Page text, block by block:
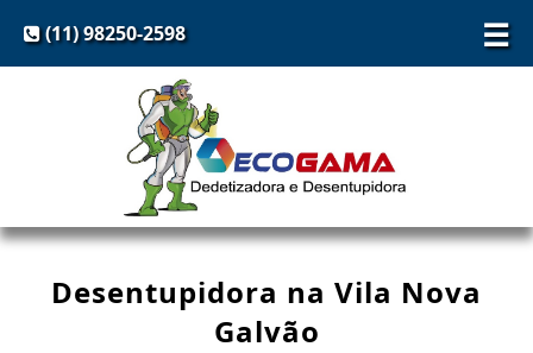
☰
(11) 98250-2598
Desentupidora na Vila Nova
Galvão